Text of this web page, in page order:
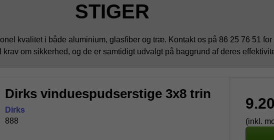
STIGER
kvalitet i både aluminium, glasfiber og træ. Kontakt os på 86 25 76 51
om sikkerhed, og de er samtidigt udvalgt på baggrund af deres
Dirks vinduespudserstige 3x8 trin
Dirks
888
(inkl.